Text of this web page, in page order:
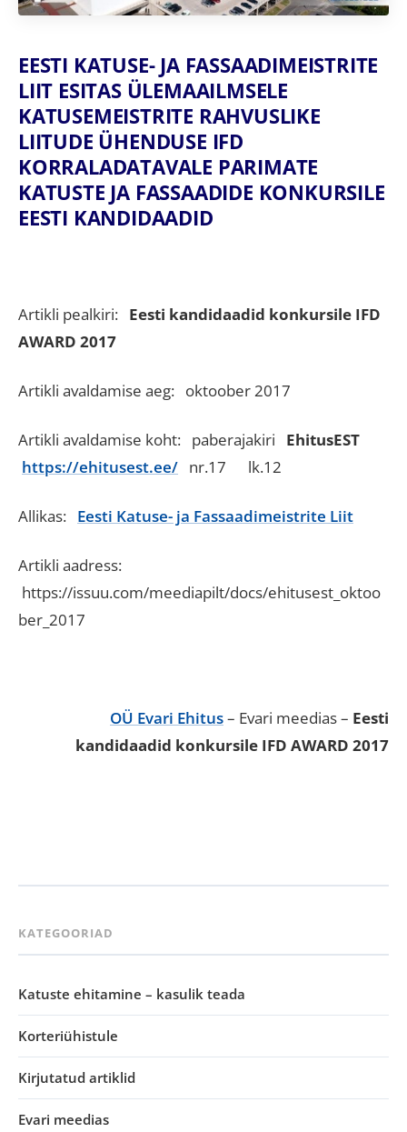
EESTI KATUSE- JA FASSAADIMEISTRITE
LIIT ESITAS ÜLEMAAILMSELE
KATUSEMEISTRITE RAHVUSLIKE
LIITUDE ÜHENDUSE IFD
KORRALADATAVALE PARIMATE
KATUSTE JA FASSAADIDE KONKURSILE
EESTI KANDIDAADID
Artikli pealkiri: Eesti kandidaadid konkursile IFD
AWARD 2017
Artikli avaldamise aeg: oktoober 2017
Artikli avaldamise koht: paberajakiri EhitusEST
https://ehitusest.ee/ nr.17 lk.12
Allikas: Eesti Katuse- ja Fassaadimeistrite Liit
Artikli aadress:
https://issuu.com/meediapilt/docs/ehitusest_oktoo
ber_2017
OÜ Evari Ehitus– Evari meedias – Eesti
kandidaadid konkursile IFD AWARD 2017
KATEGOORIAD
Katuste ehitamine – kasulik teada
Korteriühistule
Kirjutatud artiklid
Evari meedias